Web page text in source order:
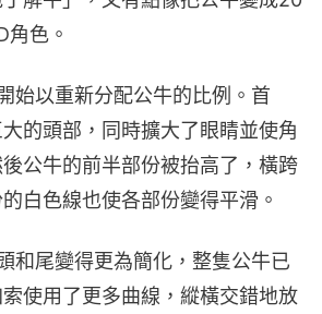
色。
始以重新分配公牛的比例。首
的頭部，同時擴大了眼睛並使角
公牛的前半部份被抬高了，橫跨
白色線也使各部份變得平滑。
和尾變得更為簡化，整隻公牛已
使用了更多曲線，縱橫交錯地放